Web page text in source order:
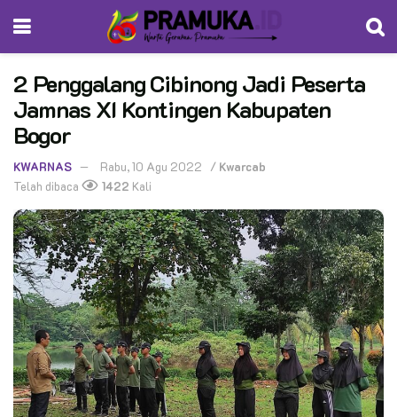
2 Penggalang Cibinong Jadi Peserta
Jamnas XI Kontingen Kabupaten
Bogor
KWARNAS Rabu, 10 Agu 2022 / Kwarcab
Telah dibaca
1422 Kali